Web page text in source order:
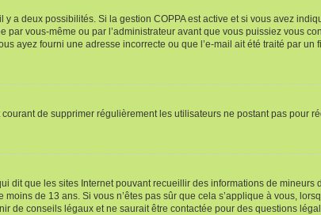
a deux possibilités. Si la gestion COPPA est active et si vous avez
vous-même ou par l’administrateur avant que vous puissiez vous
ayez fourni une adresse incorrecte ou que l’e-mail ait été traité par
de supprimer régulièrement les utilisateurs ne postant pas
dit que les sites Internet pouvant recueillir des informations de
de 13 ans. Si vous n’êtes pas sûr que cela s’applique à vous,
de conseils légaux et ne saurait être contactée pour des questions